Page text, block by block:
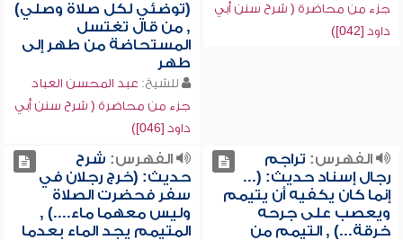
جزء من محاضرة ( شرح سنن أبي
داود [042])
(توضئي لكل صلاة وصلي)
, من قال تغتسل
المستحاضة من طهر إلى
طهر
للشيخ: عبد المحسن العباد
جزء من محاضرة ( شرح سنن أبي
داود [046])
الفهرس: تراجم
رجال إسناد حديث: (...
إنما كان يكفيه أن يتيمم
ويعصب على جرحه
خرقة...) , التيمم من
الفهرس: شرح
حديث: (خرج رجلان في
سفر فحضرت الصلاة
وليس معهما ماء....) ,
المتيمم يجد الماء بعدما